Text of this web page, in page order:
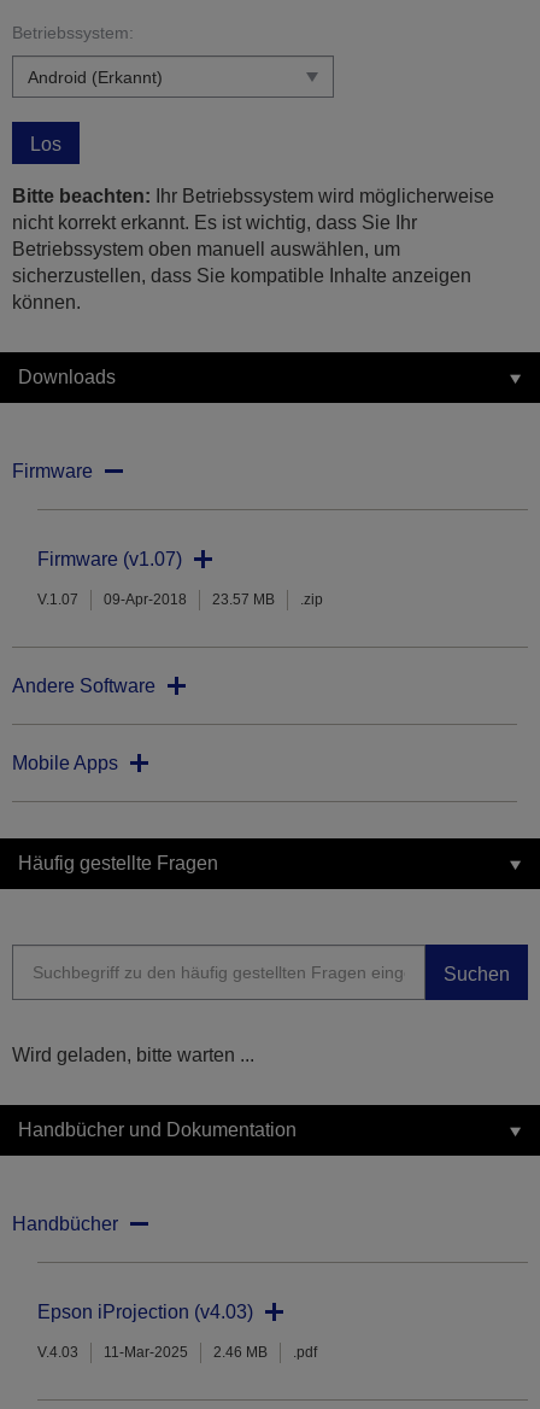
Betriebssystem:
Los
Bitte beachten: Ihr Betriebssystem wird möglicherweise
nicht korrekt erkannt. Es ist wichtig, dass Sie Ihr
Betriebssystem oben manuell auswählen, um
sicherzustellen, dass Sie kompatible Inhalte anzeigen
können.
Downloads
Firmware
Firmware (v1.07)
V.1.07 09-Apr-2018 23.57 MB .zip
Andere Software
Mobile Apps
Häufig gestellte Fragen
Suchen
Wird geladen, bitte warten ...
Handbücher und Dokumentation
Handbücher
Epson iProjection (v4.03)
V.4.03 11-Mar-2025 2.46 MB .pdf